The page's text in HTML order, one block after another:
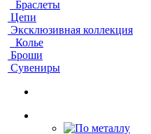
Браслеты
Цепи
Эксклюзивная коллекция
Колье
Броши
Сувениры